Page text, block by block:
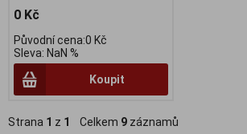
0 Kč
Původní cena:0 Kč
Sleva: NaN %
Koupit
Strana 1 z 1 Celkem 9 záznamů